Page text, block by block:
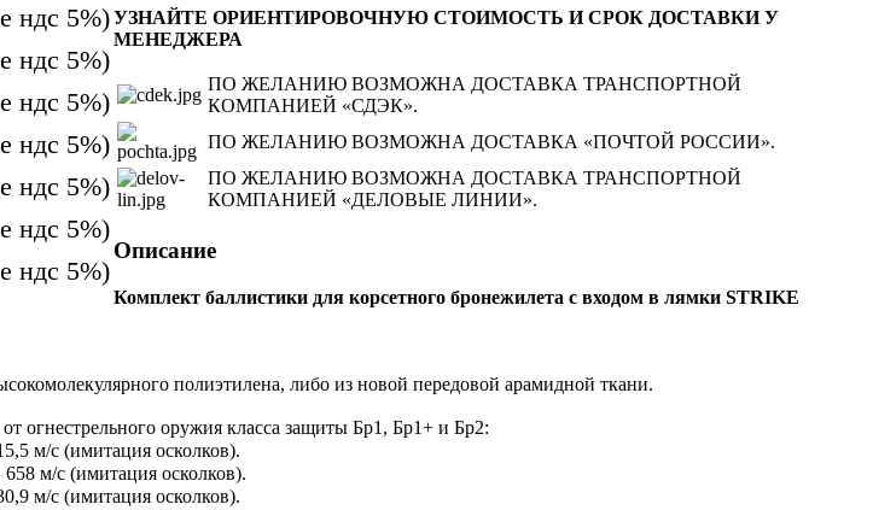
ндс 5%)
ндс 5%)
ндс 5%)
ндс 5%)
ндс 5%)
ндс 5%)
ндс 5%)
УЗНАЙТЕ ОРИЕНТИРОВОЧНУЮ СТОИМОСТЬ И СРОК ДОСТАВКИ У
МЕНЕДЖЕРА
ПО ЖЕЛАНИЮ ВОЗМОЖНА ДОСТАВКА ТРАНСПОРТНОЙ
КОМПАНИЕЙ «СДЭК».
ПО ЖЕЛАНИЮ ВОЗМОЖНА ДОСТАВКА «ПОЧТОЙ РОССИИ».
ПО ЖЕЛАНИЮ ВОЗМОЖНА ДОСТАВКА ТРАНСПОРТНОЙ
КОМПАНИЕЙ «ДЕЛОВЫЕ ЛИНИИ».
Описание
Комплект баллистики для корсетного бронежилета с входом в лямки STRIKE
полиэтилена, либо из новой передовой арамидной ткани.
огнестрельного оружия класса защиты Бр1, Бр1+ и Бр2:
м/с (имитация осколков).
м/с (имитация осколков).
м/с (имитация осколков).